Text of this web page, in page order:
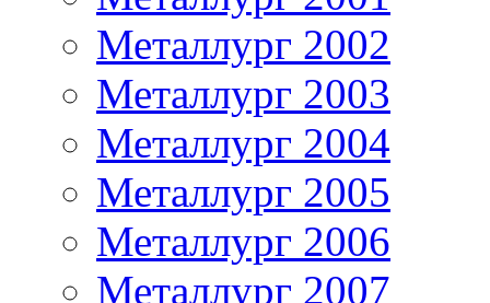
Металлург 2002
Металлург 2003
Металлург 2004
Металлург 2005
Металлург 2006
Металлург 2007